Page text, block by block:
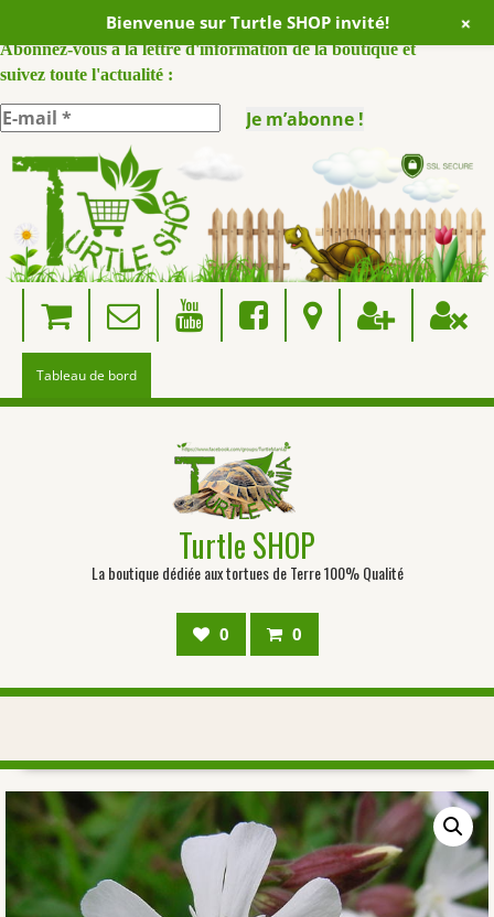
ABONNEZ VOUS A NOTRE NEWSLETTER :
Abonnez-vous à la lettre d'information de la boutique et
suivez toute l'actualité :
Skip
to
content
Tableau de bord
Turtle SHOP
La boutique dédiée aux tortues de Terre 100% Qualité
0 0
Bienvenue sur Turtle SHOP invité! +